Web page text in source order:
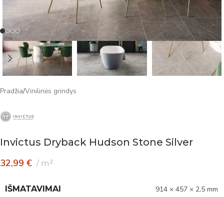
Pradžia/Vinilinės grindys
Invictus Dryback Hudson Stone Silver
32,99 € m²
IŠMATAVIMAI 914 × 457 × 2,5 mm